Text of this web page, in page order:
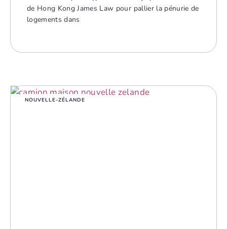
de Hong Kong James Law pour pallier la pénurie de
logements dans
NOUVELLE-ZÉLANDE